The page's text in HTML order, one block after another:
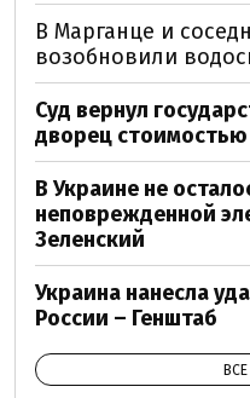
В Марганце и
возобновили
Суд вернул
дворец
В Украине не
неповрежденной
Зеленский
Украина нанесла
России – Генштаб